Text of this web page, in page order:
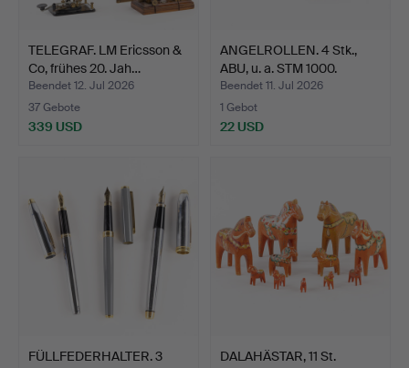
TELEGRAF. LM Ericsson &
Co, frühes 20. Jah…
Beendet 12. Jul 2026
37 Gebote
339 USD
ANGELROLLEN. 4 Stk.,
ABU, u. a. STM 1000.
Beendet 11. Jul 2026
1 Gebot
22 USD
FÜLLFEDERHALTER. 3
DALAHÄSTAR, 11 St.